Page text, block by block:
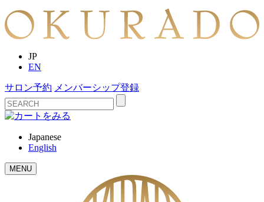
JP
EN
サロン予約 メンバーシップ登録
Japanese
English
MENU